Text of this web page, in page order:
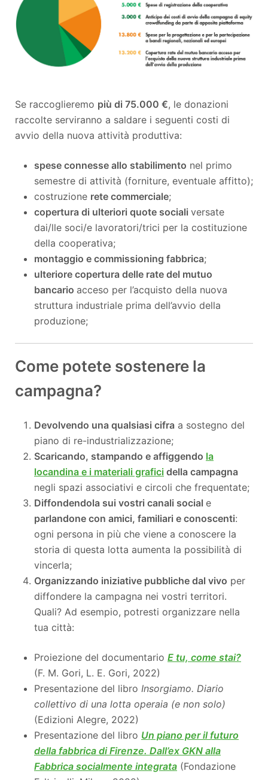
Se raccoglieremo più di 75.000 €, le donazioni
raccolte serviranno a saldare i seguenti costi di
avvio della nuova attività produttiva:
spese connesse allo stabilimento nel primo
semestre di attività (forniture, eventuale affitto);
costruzione rete commerciale;
copertura di ulteriori quote sociali versate
dai/lle soci/e lavoratori/trici per la costituzione
della cooperativa;
montaggio e commissioning fabbrica;
ulteriore copertura delle rate del mutuo
bancario acceso per l’acquisto della nuova
struttura industriale prima dell’avvio della
produzione;
Come potete sostenere la
campagna?
Devolvendo una qualsiasi cifra a sostegno del
piano di re-industrializzazione;
Scaricando, stampando e affiggendo la
locandina e i materiali grafici della campagna
negli spazi associativi e circoli che frequentate;
Diffondendola sui vostri canali social e
parlandone con amici, familiari e conoscenti:
ogni persona in più che viene a conoscere la
storia di questa lotta aumenta la possibilità di
vincerla;
Organizzando iniziative pubbliche dal vivo per
diffondere la campagna nei vostri territori.
Quali? Ad esempio, potresti organizzare nella
tua città:
Proiezione del documentario E tu, come stai?
(F. M. Gori, L. E. Gori, 2022)
Presentazione del libro Insorgiamo. Diario
collettivo di una lotta operaia (e non solo)
(Edizioni Alegre, 2022)
Presentazione del libro Un piano per il futuro
della fabbrica di Firenze. Dall’ex GKN alla
Fabbrica socialmente integrata (Fondazione